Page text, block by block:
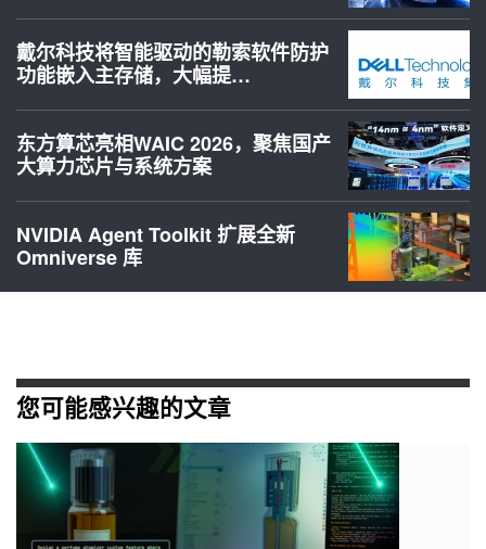
戴尔科技将智能驱动的勒索软件防护
功能嵌入主存储，大幅提…
东方算芯亮相WAIC 2026，聚焦国产
大算力芯片与系统方案
NVIDIA Agent Toolkit 扩展全新
Omniverse 库
您可能感兴趣的文章